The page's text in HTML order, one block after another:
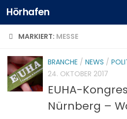
Hörhafen
MARKIERT: MESSE
BRANCHE / NEWS /
24. OKTOBER 2017
EUHA-
Nürnberg –